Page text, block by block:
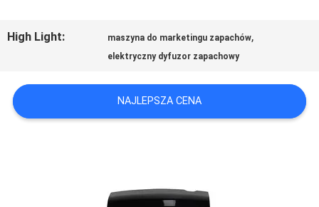
FILMY
POKAZ
VR
High Light: maszyna do marketingu zapachów,
elektryczny dyfuzor zapachowy
NAJLEPSZA CENA